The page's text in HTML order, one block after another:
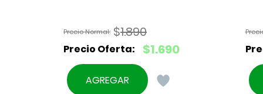
$1.890
El
precio
original
$1.690
El
precio
AGREGAR